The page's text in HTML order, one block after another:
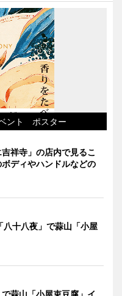
ント ポスター
吉祥寺」の店内で見るこ
ディやハンドルなどの
八十八夜」で蒜山「小屋
蒜山「小屋束豆腐」イ